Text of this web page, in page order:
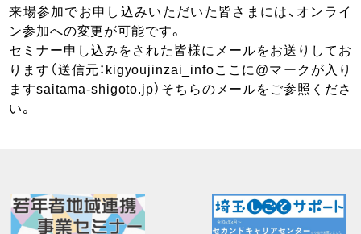
来場参加でお申し込みいただいた皆さまには、オンライ
ン参加への変更が可能です。
セミナー申し込みをされた皆様にメールをお送りしてお
ります（送信元：kigyoujinzai_infoここに@マークが入り
ますsaitama-shigoto.jp）そちらのメールをご参照くださ
い。